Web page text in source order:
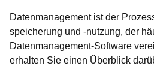
Datenmanagement ist der
speicherung und -nutzung, der
Datenmanagement-Software
erhalten Sie einen Überblick